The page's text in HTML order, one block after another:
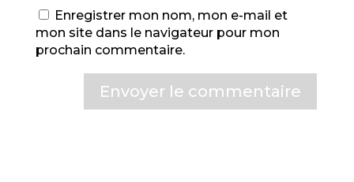
Enregistrer mon nom, mon e-mail et
mon site dans le navigateur pour mon
prochain commentaire.
Envoyer le commentaire